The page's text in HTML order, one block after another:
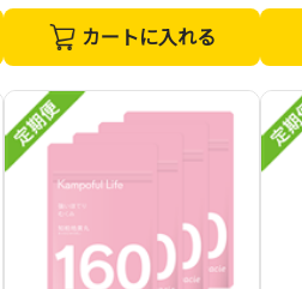
カートに入れる